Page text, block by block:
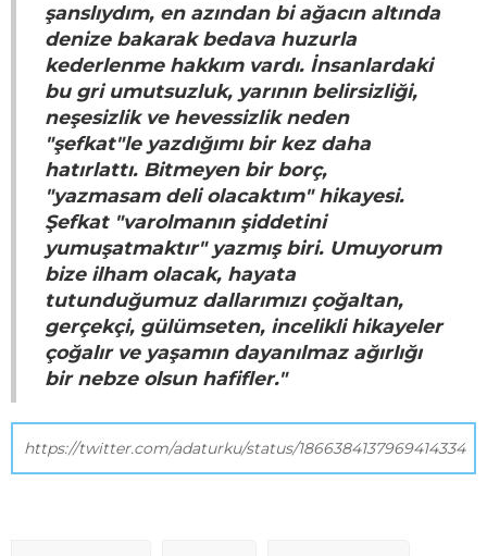
şanslıydım, en azından bi ağacın altında
denize bakarak bedava huzurla
kederlenme hakkım vardı. İnsanlardaki
bu gri umutsuzluk, yarının belirsizliği,
neşesizlik ve hevessizlik neden
"şefkat"le yazdığımı bir kez daha
hatırlattı. Bitmeyen bir borç,
"yazmasam deli olacaktım" hikayesi.
Şefkat "varolmanın şiddetini
yumuşatmaktır" yazmış biri. Umuyorum
bize ilham olacak, hayata
tutunduğumuz dallarımızı çoğaltan,
gerçekçi, gülümseten, incelikli hikayeler
çoğalır ve yaşamın dayanılmaz ağırlığı
bir nebze olsun hafifler."
https://twitter.com/adaturku/status/1866384137969414334